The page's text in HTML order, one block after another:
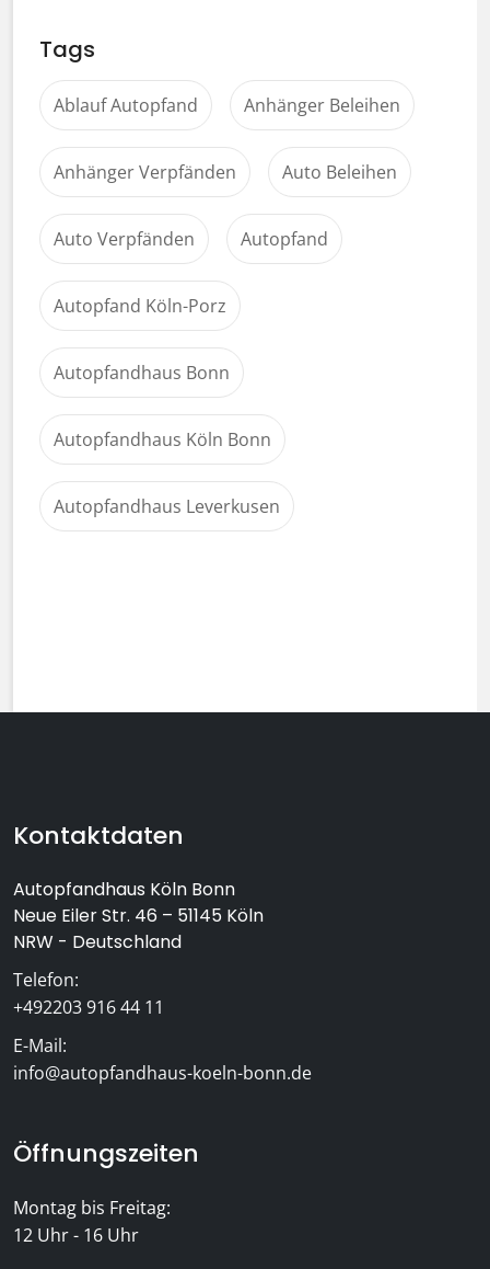
Tags
Ablauf Autopfand Anhänger Beleihen
Anhänger Verpfänden Auto Beleihen
Auto Verpfänden Autopfand
Autopfand Köln-Porz
Autopfandhaus Bonn
Autopfandhaus Köln Bonn
Autopfandhaus Leverkusen
Kontaktdaten
Autopfandhaus Köln Bonn
Neue Eiler Str. 46 – 51145 Köln
NRW - Deutschland
Telefon:
+492203 916 44 11
E-Mail:
info@autopfandhaus-koeln-bonn.de
Öffnungszeiten
Montag bis Freitag:
12 Uhr - 16 Uhr